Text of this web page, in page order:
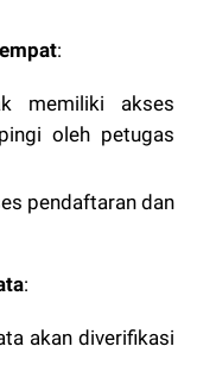
:
memiliki akses
oleh petugas
pendaftaran dan
:
akan diverifikasi